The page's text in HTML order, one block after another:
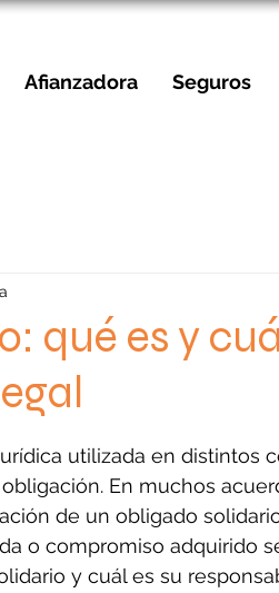
Afianzadora Seguros
qué es y
utilizada en distintos
En muchos
de un obligado
o compromiso adquirido
y cuál es su